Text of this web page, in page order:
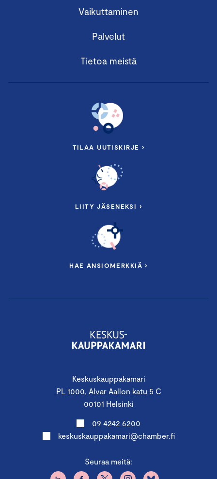
Keskuskauppakamari
PL 1000, Alvar Aallon katu 5 C
00101 Helsinki
09 4242 6200
keskuskauppakamari@chamber.fi
Seuraa meitä:
Vaikuttaminen
Palvelut
Tietoa meistä
TILAA UUTISKIRJE ›
LIITY JÄSENEKSI ›
HAE ANSIOMERKKIÄ ›